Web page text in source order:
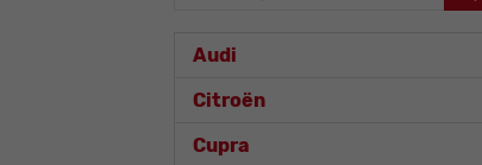
Audi
Citroën
Cupra